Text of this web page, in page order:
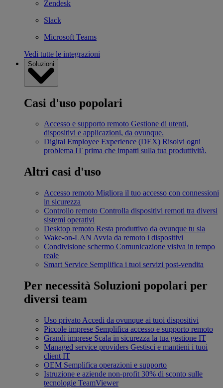
Zendesk
Slack
Microsoft Teams
Vedi tutte le integrazioni
Soluzioni
Casi d'uso popolari
Accesso e supporto remoto Gestione di utenti,
dispositivi e applicazioni, da ovunque.
Digital Employee Experience (DEX) Risolvi ogni
problema IT prima che impatti sulla tua produttività.
Altri casi d'uso
Accesso remoto Migliora il tuo accesso con connessioni
in sicurezza
Controllo remoto Controlla dispositivi remoti tra diversi
sistemi operativi
Desktop remoto Resta produttivo da ovunque tu sia
Wake-on-LAN Avvia da remoto i dispositivi
Condivisione schermo Comunicazione visiva in tempo
reale
Smart Service Semplifica i tuoi servizi post-vendita
Per necessità Soluzioni popolari per
diversi team
Uso privato Accedi da ovunque ai tuoi dispositivi
Piccole imprese Semplifica accesso e supporto remoto
Grandi imprese Scala in sicurezza la tua gestione IT
Managed service providers Gestisci e mantieni i tuoi
client IT
OEM Semplifica operazioni e supporto
Istruzione e aziende non-profit 30% di sconto sulle
tecnologie TeamViewer